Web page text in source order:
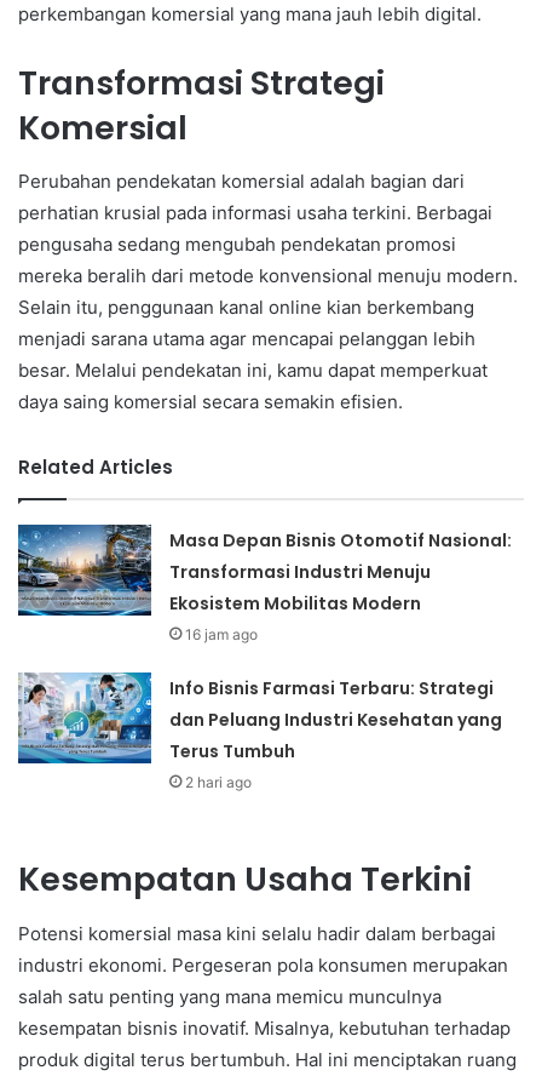
perkembangan komersial yang mana jauh lebih digital.
Transformasi Strategi
Komersial
Perubahan pendekatan komersial adalah bagian dari
perhatian krusial pada informasi usaha terkini. Berbagai
pengusaha sedang mengubah pendekatan promosi
mereka beralih dari metode konvensional menuju modern.
Selain itu, penggunaan kanal online kian berkembang
menjadi sarana utama agar mencapai pelanggan lebih
besar. Melalui pendekatan ini, kamu dapat memperkuat
daya saing komersial secara semakin efisien.
Related Articles
Masa Depan Bisnis Otomotif Nasional:
Transformasi Industri Menuju
Ekosistem Mobilitas Modern
16 jam ago
Info Bisnis Farmasi Terbaru: Strategi
dan Peluang Industri Kesehatan yang
Terus Tumbuh
2 hari ago
Kesempatan Usaha Terkini
Potensi komersial masa kini selalu hadir dalam berbagai
industri ekonomi. Pergeseran pola konsumen merupakan
salah satu penting yang mana memicu munculnya
kesempatan bisnis inovatif. Misalnya, kebutuhan terhadap
produk digital terus bertumbuh. Hal ini menciptakan ruang